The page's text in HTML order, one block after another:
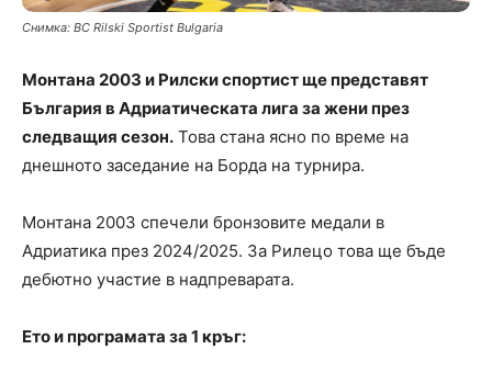
Снимка: BC Rilski Sportist Bulgaria
Монтана 2003 и Рилски спортист ще представят
България в Адриатическата лига за жени през
следващия сезон. Това стана ясно по време на
днешното заседание на Борда на турнира.
Монтана 2003 спечели бронзовите медали в
Адриатика през 2024/2025. За Рилецо това ще бъде
дебютно участие в надпреварата.
Ето и програмата за 1 кръг: